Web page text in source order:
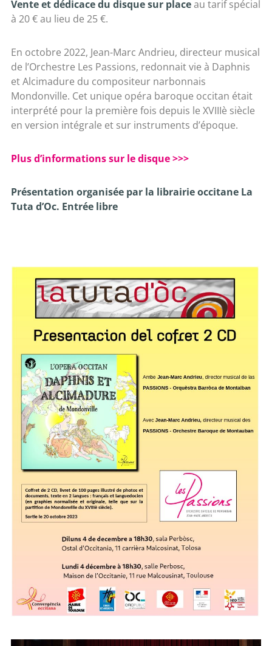
Vente et dédicace du disque sur placeau tarif spécial
à 20 € au lieu de 25 €.
En octobre 2022, Jean-Marc Andrieu, directeur musical
de l’Orchestre Les Passions, redonnait vie à Daphnis
et Alcimadure du compositeur narbonnais
Mondonville. Cet unique opéra baroque occitan était
interprété pour la première fois depuis le XVIIIè siècle
en version intégrale et sur instruments d’époque.
Plus d’informations sur le disque >>>
Présentation organisée par la librairie occitane La
Tuta d’Oc. Entrée libre